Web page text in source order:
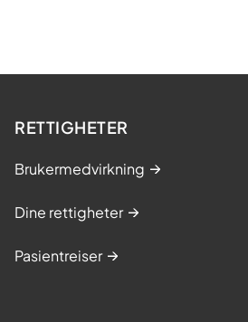
RETTIGHETER
Brukermedvirkning
Dine rettigheter
Pasientreiser